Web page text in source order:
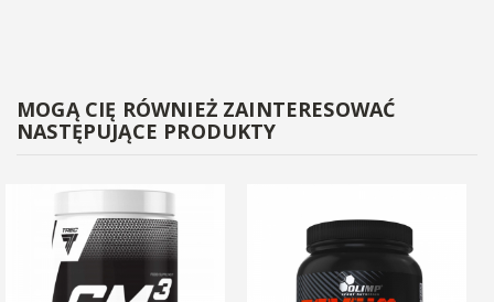
MOGĄ CIĘ RÓWNIEŻ ZAINTERESOWAĆ
NASTĘPUJĄCE PRODUKTY